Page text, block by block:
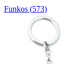
Funkos (573)